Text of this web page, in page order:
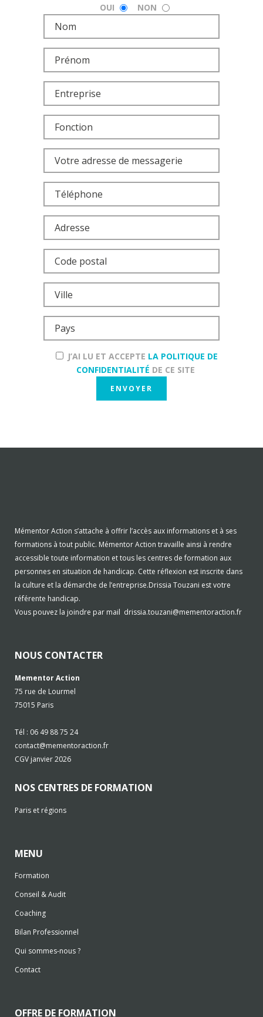
OUI
NON
J’AI LU ET ACCEPTE LA POLITIQUE DE
CONFIDENTIALITÉ DE CE SITE
Mémentor Action s’attache à offrir l’accès aux informations et à ses
formations à tout public. Mémentor Action travaille ainsi à rendre
accessible toute information et tous les centres de formation aux
personnes en situation de handicap. Cette réflexion est inscrite dans
la culture et la démarche de l’entreprise.Drissia Touzani est votre
référente handicap.
Vous pouvez la joindre par mail drissia.touzani@mementoraction.fr
NOUS CONTACTER
Mementor Action
75 rue de Lourmel
75015 Paris
Tél : 06 49 88 75 24
contact@mementoraction.fr
CGV janvier 2026
NOS CENTRES DE FORMATION
Paris et régions
MENU
Formation
Conseil & Audit
Coaching
Bilan Professionnel
Qui sommes-nous ?
Contact
OFFRE DE FORMATION